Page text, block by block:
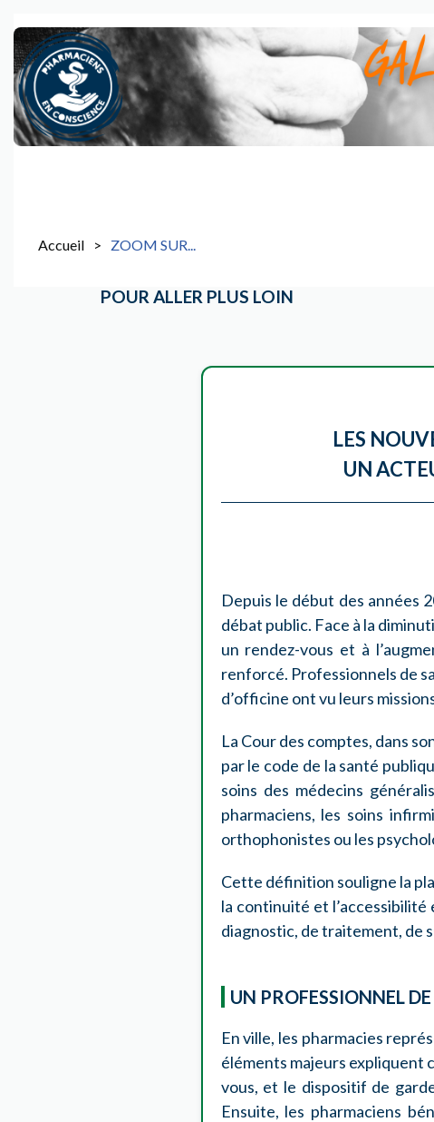
Accueil ZOOM SUR...
POUR ALLER PLUS LOIN
LES
UN
Depuis le début des années
débat public. Face à la
un rendez-vous et à
renforcé. Professionnels de
d’officine ont vu leurs
La Cour des comptes, dans
par le code de la santé
soins des médecins
pharmaciens, les soins
orthophonistes ou les
Cette définition souligne la
la continuité et
diagnostic, de traitement, de
UN PROFESSIONNEL
En ville, les pharmacies
éléments majeurs expliquent
vous, et le dispositif de
Ensuite, les pharmaciens